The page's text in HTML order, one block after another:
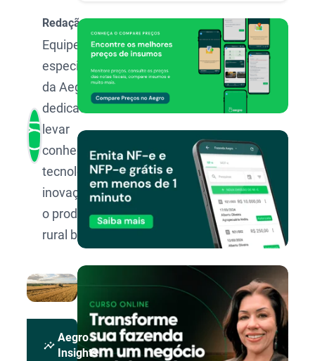
Redação Aegro
Equipe de
especialistas
da Aegro,
dedicada a
levar
conhecimento,
tecnologia e
inovação para
o produtor
rural brasileiro.
insights
Aegro
Insights